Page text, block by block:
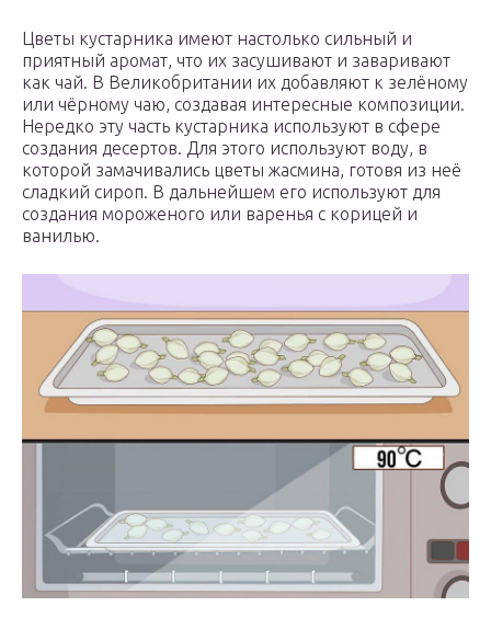
Цветы кустарника имеют настолько сильный и
приятный аромат, что их засушивают и заваривают
как чай. В Великобритании их добавляют к зелёному
или чёрному чаю, создавая интересные композиции.
Нередко эту часть кустарника используют в сфере
создания десертов. Для этого используют воду, в
которой замачивались цветы жасмина, готовя из неё
сладкий сироп. В дальнейшем его используют для
создания мороженого или варенья с корицей и
ванилью.